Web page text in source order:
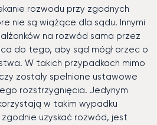
rozwodu przy zgodnych
nie są wiążące dla sądu. Innymi
na rozwód sama przez
do tego, aby sąd mógł orzec o
W takich przypadkach mimo
zostały spełnione ustawowe
rozstrzygnięcia. Jedynym
w takim wypadku
uzyskać rozwód, jest